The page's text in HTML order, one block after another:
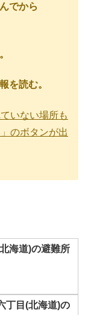
でから
を読む。
いない場所も
のボタンが出
海道)の避難所
丁目(北海道)の